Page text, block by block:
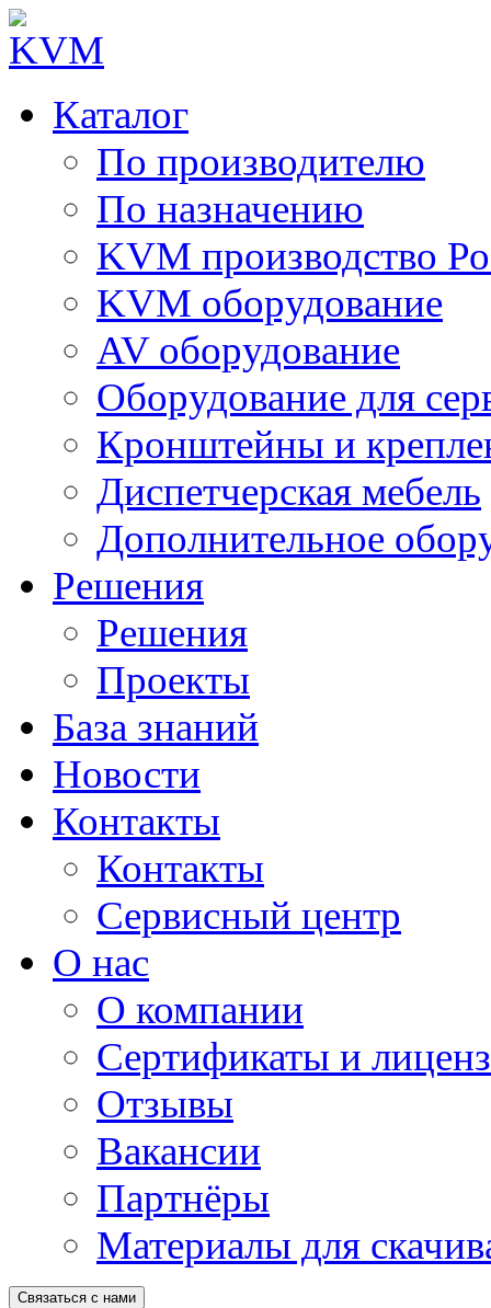
Каталог
По производителю
По назначению
KVM производство
KVM оборудование
AV оборудование
Оборудование для
Кронштейны и
Диспетчерская мебель
Дополнительное
Решения
Решения
Проекты
База знаний
Новости
Контакты
Контакты
Сервисный центр
О нас
О компании
Сертификаты и
Отзывы
Вакансии
Партнёры
Материалы для
Связаться с нами